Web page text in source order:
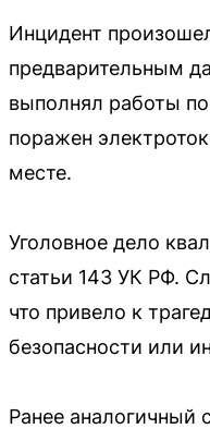
Инцидент
предварительным
выполнял работы
поражен
месте.
Уголовное дело
статьи 143 УК РФ.
что привело к
безопасности или
Ранее аналогичный